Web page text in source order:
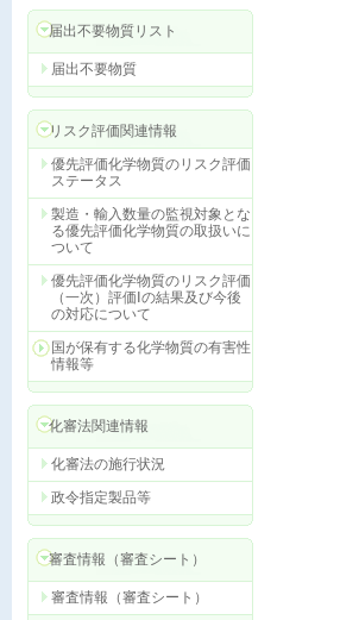
届出不要物質リスト
届出不要物質
リスク評価関連情報
優先評価化学物質のリスク評価
ステータス
製造・輸入数量の監視対象とな
る優先評価化学物質の取扱いに
ついて
優先評価化学物質のリスク評価
（一次）評価Ⅰの結果及び今後
の対応について
国が保有する化学物質の有害性
情報等
化審法関連情報
化審法の施行状況
政令指定製品等
審査情報（審査シート）
審査情報（審査シート）